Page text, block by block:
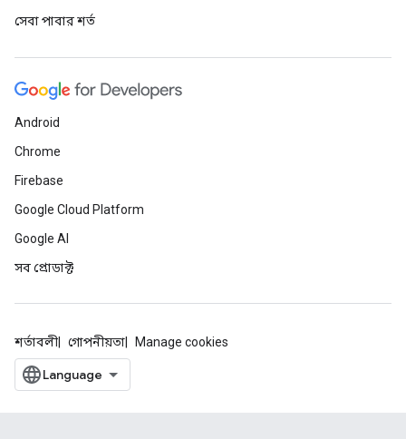
সেবা পাবার শর্ত
Android
Chrome
Firebase
Google Cloud Platform
Google AI
সব প্রোডাক্ট
শর্তাবলী গোপনীয়তা Manage cookies